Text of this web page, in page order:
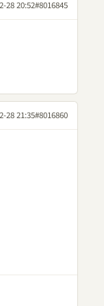
28 20:52#8016845
28 21:35#8016860